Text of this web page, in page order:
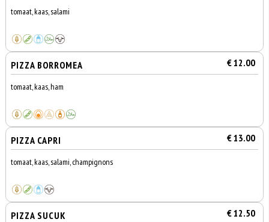
tomaat, kaas, salami
PIZZA BORROMEA € 12.00
tomaat, kaas, ham
PIZZA CAPRI € 13.00
tomaat, kaas, salami, champignons
PIZZA SUCUK € 12.50